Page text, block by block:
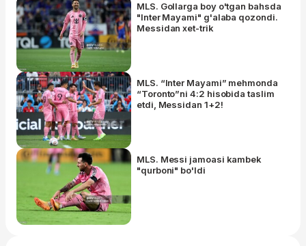
MLS. Gollarga boy o'tgan bahsda
"Inter Mayami" g'alaba qozondi.
Messidan xet-trik
MLS. “Inter Mayami” mehmonda
“Toronto”ni 4:2 hisobida taslim
etdi, Messidan 1+2!
MLS. Messi jamoasi kambek
"qurboni" bo'ldi